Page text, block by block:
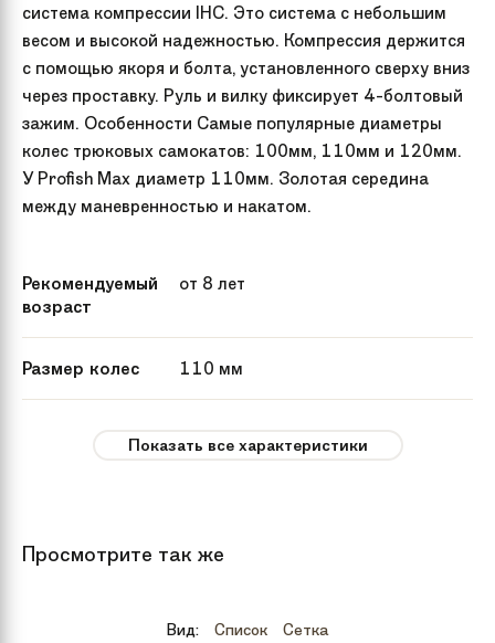
система компрессии IHC. Это система с небольшим
весом и высокой надежностью. Компрессия держится
с помощью якоря и болта, установленного сверху вниз
через проставку. Руль и вилку фиксирует 4-болтовый
зажим. Особенности Самые популярные диаметры
колес трюковых самокатов: 100мм, 110мм и 120мм.
У Profish Max диаметр 110мм. Золотая середина
между маневренностью и накатом.
Рекомендуемый
возраст
от 8 лет
Размер колес 110 мм
Показать все характеристики
Просмотрите так же
Вид: Список Сетка